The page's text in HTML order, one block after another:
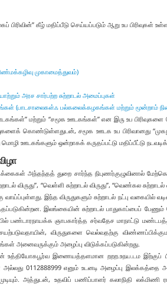
பிரிவின்” கீழ் மதிப்பீடு செய்யப்படும் ஆறு உப பிரிவுகள்
முகாமைத்துவம்)
அரச சார்பற்ற சுற்றாடல் அமைப்புகள்
(பாடசாலைகள்ஃ பல்கலைக்கழகங்கள் மற்றும் மூன்றாம்
மற்றும் “சமூக ஊடகங்கள்” என இரு உப
கொண்டுள்ளதுடன், சமூக ஊடக உப பிரிவானது
ஊடகங்களும் ஒன்றாகக் கருதப்பட்டு மதிப்பீட்டு
அந்தந்தத் துறை சார்ந்த நிபுணர்குழுவினால்
விருது”, “வெள்ளி சுற்றாடல் விருது”, “வெண்கல சுற்றாடல்
இந்த விருதுகளும் சுற்றாடல் நட்பு
இலங்கையின் சுற்றாடல் பாதுகாப்பைப்
பண்டாரநாயக்க ஞாபகார்த்த சர்வதேச மாநாட்டு
விருதுகளை வெல்வதற்கு
அனைவருக்கும் அழைப்பு விடுக்கப்படுகின்றது.
உத்தியோகபூர்வ இணையத்தளமான றறற.உநய.டம இற்குப்
0112888999 எனும் உடனடி அழைப்பு இலக்கத்தை
அத்துடன், உதவிப் பணிப்பாளர் கலாநிதி லக்மிணி